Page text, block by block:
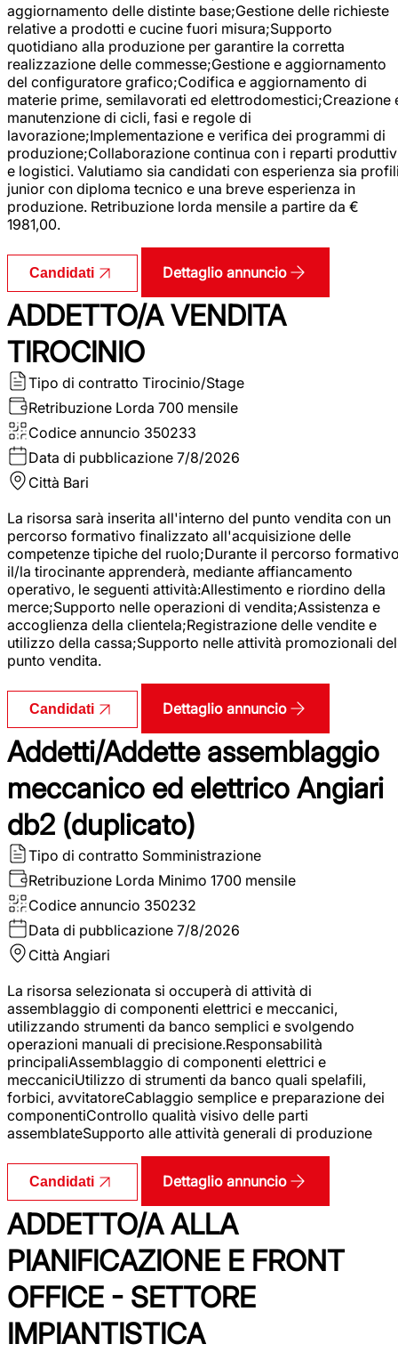
aggiornamento delle distinte base;Gestione delle richieste
relative a prodotti e cucine fuori misura;Supporto
quotidiano alla produzione per garantire la corretta
realizzazione delle commesse;Gestione e aggiornamento
del configuratore grafico;Codifica e aggiornamento di
materie prime, semilavorati ed elettrodomestici;Creazione
manutenzione di cicli, fasi e regole di
lavorazione;Implementazione e verifica dei programmi di
produzione;Collaborazione continua con i reparti
e logistici. Valutiamo sia candidati con esperienza sia
junior con diploma tecnico e una breve esperienza in
produzione. Retribuzione lorda mensile a partire da €
1981,00.
Candidati Dettaglio annuncio
ADDETTO/A VENDITA
TIROCINIO
Tipo di contratto Tirocinio/Stage
Retribuzione Lorda 700 mensile
Codice annuncio 350233
Data di pubblicazione 7/8/2026
Città Bari
La risorsa sarà inserita all'interno del punto vendita con un
percorso formativo finalizzato all'acquisizione delle
competenze tipiche del ruolo;Durante il percorso
il/la tirocinante apprenderà, mediante affiancamento
operativo, le seguenti attività:Allestimento e riordino della
merce;Supporto nelle operazioni di vendita;Assistenza e
accoglienza della clientela;Registrazione delle vendite e
utilizzo della cassa;Supporto nelle attività promozionali del
punto vendita.
Candidati Dettaglio annuncio
Addetti/Addette assemblaggio
meccanico ed elettrico Angiari
db2 (duplicato)
Tipo di contratto Somministrazione
Retribuzione Lorda Minimo 1700 mensile
Codice annuncio 350232
Data di pubblicazione 7/8/2026
Città Angiari
La risorsa selezionata si occuperà di attività di
assemblaggio di componenti elettrici e meccanici,
utilizzando strumenti da banco semplici e svolgendo
operazioni manuali di precisione.Responsabilità
principaliAssemblaggio di componenti elettrici e
meccaniciUtilizzo di strumenti da banco quali spelafili,
forbici, avvitatoreCablaggio semplice e preparazione dei
componentiControllo qualità visivo delle parti
assemblateSupporto alle attività generali di produzione
Candidati Dettaglio annuncio
ADDETTO/A ALLA
PIANIFICAZIONE E FRONT
OFFICE - SETTORE
IMPIANTISTICA